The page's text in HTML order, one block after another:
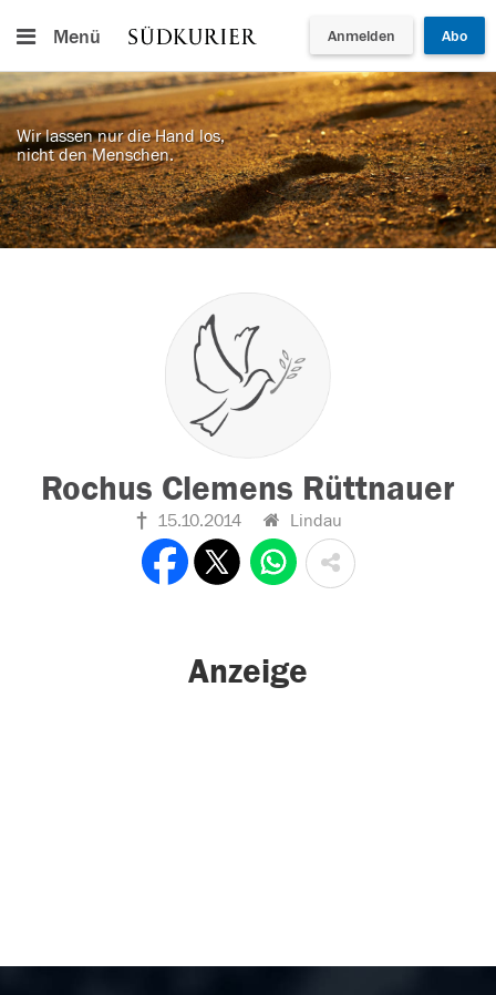
Menü Anmelden Abo
Wir lassen nur die Hand los,
nicht den Menschen.
Rochus Clemens Rüttnauer
15.10.2014 Lindau
Anzeige